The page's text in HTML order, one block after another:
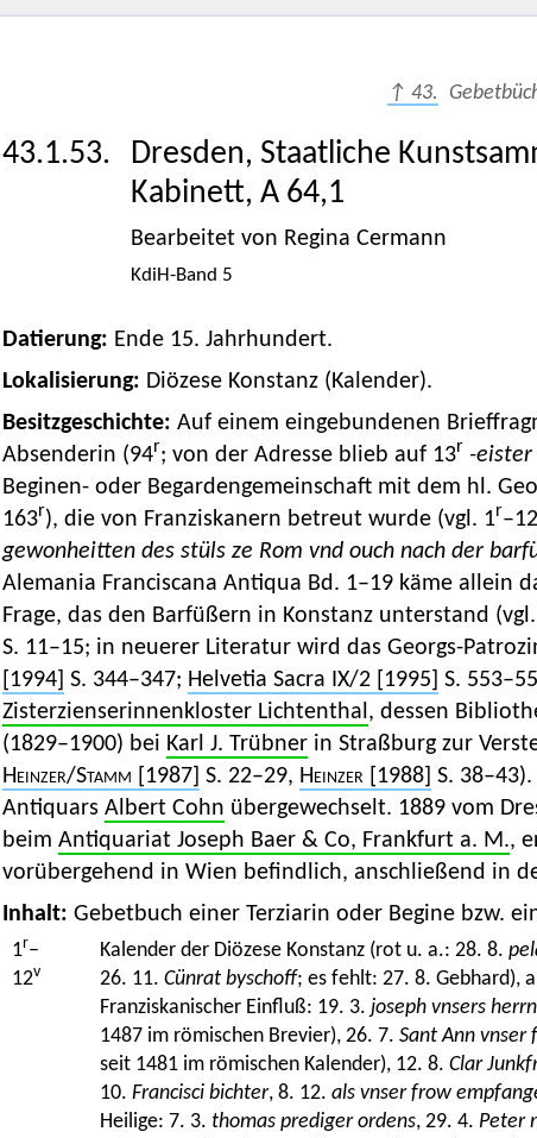
↑ 43.
43.1.53.
Dresden, Staatliche
Kabinett, A 64,1
Bearbeitet von Regina Cermann
KdiH-Band 5
Datierung: Ende 15. Jahrhundert.
Lokalisierung: Diözese Konstanz (Kalender).
Besitzgeschichte: Auf einem eingebundenen
Absenderin (94r; von der Adresse blieb auf 13r -eister
Beginen- oder Begardengemeinschaft mit dem hl.
163r), die von Franziskanern betreut wurde (vgl. 1r–12
gewonheitten des stüls ze Rom vnd ouch nach der
Alemania Franciscana Antiqua Bd. 1–19 käme allein
Frage, das den Barfüßern in Konstanz unterstand (vgl.
S. 11–15; in neuerer Literatur wird das Georgs-
[1994] S. 344–347; Helvetia Sacra IX/2 [1995] S.
Zisterzienserinnenkloster Lichtenthal, dessen
(1829–1900) bei Karl J. Trübnerin Straßburg zur
Heinzer/Stamm [1987] S. 22–29, Heinzer[1988] S.
Antiquars Albert Cohn übergewechselt. 1889 vom
beim Antiquariat Joseph Baer & Co, Frankfurt a. M.,
vorübergehend in Wien befindlich, anschließend in
Inhalt: Gebetbuch einer Terziarin oder Begine bzw.
1r–
12v
Kalender der Diözese Konstanz (rot u. a.: 28. 8.
26. 11. Cünrat byschoff; es fehlt: 27. 8. Gebhard),
Franziskanischer Einfluß: 19. 3. joseph vnsers
1487 im römischen Brevier), 26. 7. Sant Ann
seit 1481 im römischen Kalender), 12. 8. Clar
10. Francisci bichter, 8. 12. als vnser frow
Heilige: 7. 3. thomas prediger ordens, 29. 4. Peter